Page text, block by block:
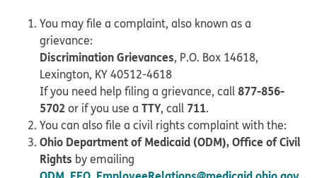
You may file a complaint, also known as a
grievance:
Discrimination Grievances, P.O. Box 14618,
Lexington, KY 40512-4618
If you need help filing a grievance, call877-856-
5702 or if you use a TTY, call 711.
You can also file a civil rights complaint with the:
Ohio Department of Medicaid (ODM), Office of Civil
Rights by emailing